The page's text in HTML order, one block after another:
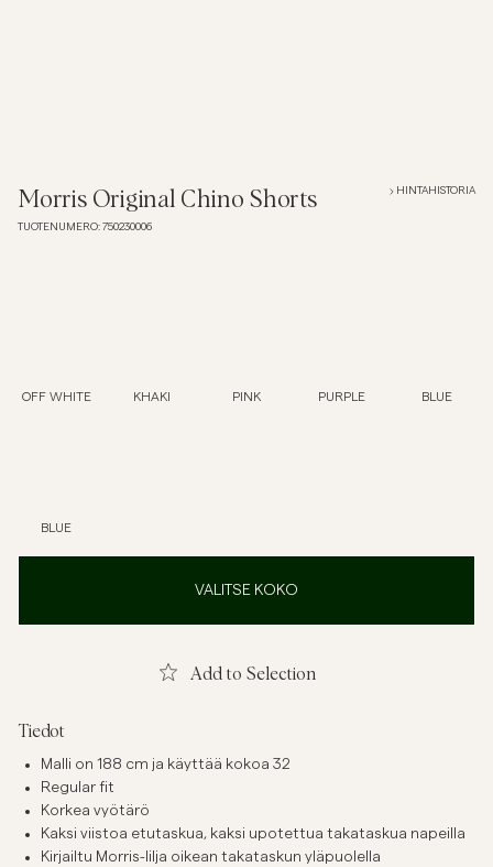
Shortsit
Morris Original Chino Shorts
TUOTENUMERO: 750230006
HINTAHISTORIA
OFF WHITE KHAKI PINK PURPLE BLUE
BLUE
VALITSE KOKO
Add to Selection
Tiedot
Malli on 188 cm ja käyttää kokoa 32
Regular fit
Korkea vyötärö
Kaksi viistoa etutaskua, kaksi upotettua takataskua napeilla
Kirjailtu Morris-lilja oikean takataskun yläpuolella